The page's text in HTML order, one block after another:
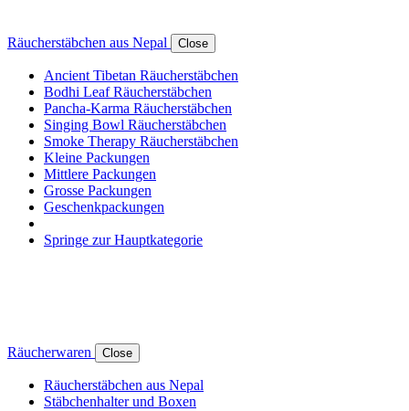
Räucherstäbchen aus Nepal Close
Ancient Tibetan Räucherstäbchen
Bodhi Leaf Räucherstäbchen
Pancha-Karma Räucherstäbchen
Singing Bowl Räucherstäbchen
Smoke Therapy Räucherstäbchen
Kleine Packungen
Mittlere Packungen
Grosse Packungen
Geschenkpackungen
Springe zur Hauptkategorie
Räucherwaren Close
Räucherstäbchen aus Nepal
Stäbchenhalter und Boxen